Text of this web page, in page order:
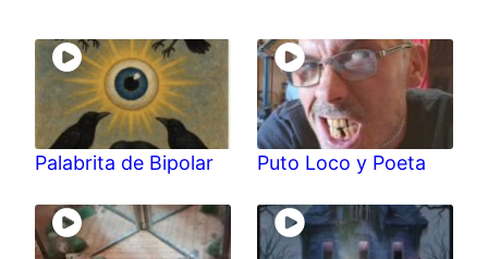
Palabrita de Bipolar Puto Loco y Poeta